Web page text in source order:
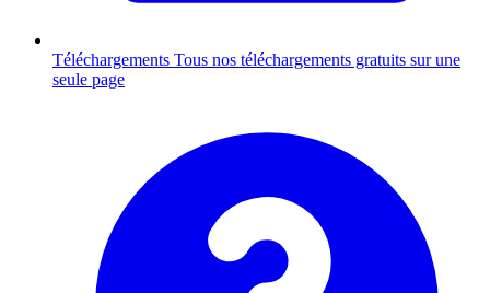
Téléchargements Tous nos téléchargements gratuits sur une
seule page